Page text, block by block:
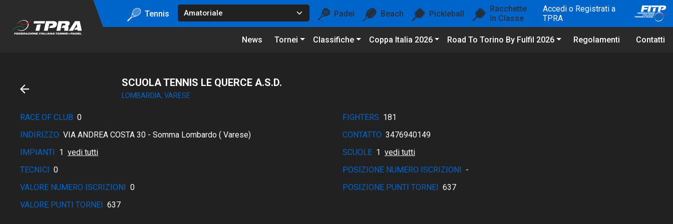
Tennis Padel Beach Pickleball
Racchette
In Classe
Accedi o Registrati a
TPRA
News Tornei Classifiche Coppa Italia 2026 Road To Torino By Fulfil 2026 Regolamenti Contatti
SCUOLA TENNIS LE QUERCE A.S.D.
LOMBARDIA, VARESE
RACE OF CLUB 0 FIGHTERS 181
INDIRIZZO VIA ANDREA COSTA 30 - Somma Lombardo ( Varese) CONTATTO 3476940149
IMPIANTI 1 vedi tutti SCUOLE 1 vedi tutti
TECNICI 0 POSIZIONE NUMERO ISCRIZIONI -
VALORE NUMERO ISCRIZIONI 0 POSIZIONE PUNTI TORNEI 637
VALORE PUNTI TORNEI 637